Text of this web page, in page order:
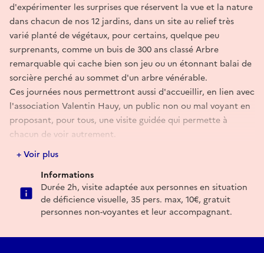
d'expérimenter les surprises que réservent la vue et la nature
dans chacun de nos 12 jardins, dans un site au relief très
varié planté de végétaux, pour certains, quelque peu
surprenants, comme un buis de 300 ans classé Arbre
remarquable qui cache bien son jeu ou un étonnant balai de
sorcière perché au sommet d'un arbre vénérable.
Ces journées nous permettront aussi d'accueillir, en lien avec
l'association Valentin Hauy, un public non ou mal voyant en
proposant, pour tous, une visite guidée qui permette à
chacun de voir autrement.
+ Voir plus
Informations
Durée 2h, visite adaptée aux personnes en situation
de déficience visuelle, 35 pers. max, 10€, gratuit
personnes non-voyantes et leur accompagnant.